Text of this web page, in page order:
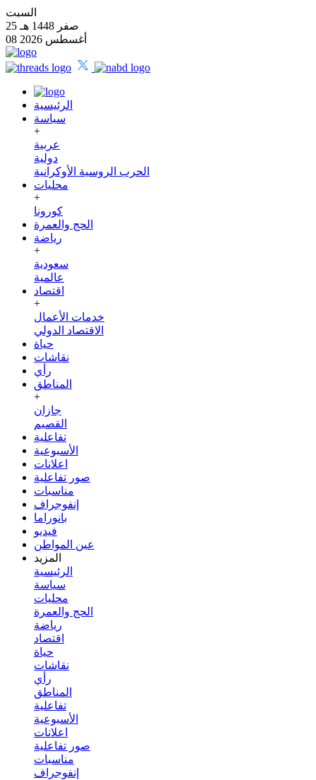
السبت
25 صفر 1448 هـ
08 أغسطس 2026
الرئيسية
سياسة
+
عربية
دولية
الحرب الروسية الأوكرانية
محليات
+
كورونا
الحج والعمرة
رياضة
+
سعودية
عالمية
اقتصاد
+
خدمات الأعمال
الاقتصاد الدولي
حياة
نقاشات
رأي
المناطق
+
جازان
القصيم
تفاعلية
الأسبوعية
اعلانات
صور تفاعلية
مناسبات
إنفوجراف
بانوراما
فيديو
عين المواطن
المزيد
الرئيسية
سياسة
محليات
الحج والعمرة
رياضة
اقتصاد
حياة
نقاشات
رأي
المناطق
تفاعلية
الأسبوعية
اعلانات
صور تفاعلية
مناسبات
إنفوجراف